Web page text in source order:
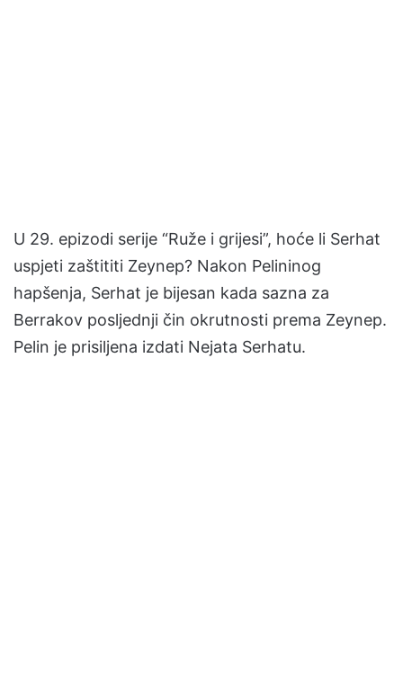
U 29. epizodi serije “Ruže i grijesi”, hoće li Serhat
uspjeti zaštititi Zeynep? Nakon Pelininog
hapšenja, Serhat je bijesan kada sazna za
Berrakov posljednji čin okrutnosti prema Zeynep.
Pelin je prisiljena izdati Nejata Serhatu.